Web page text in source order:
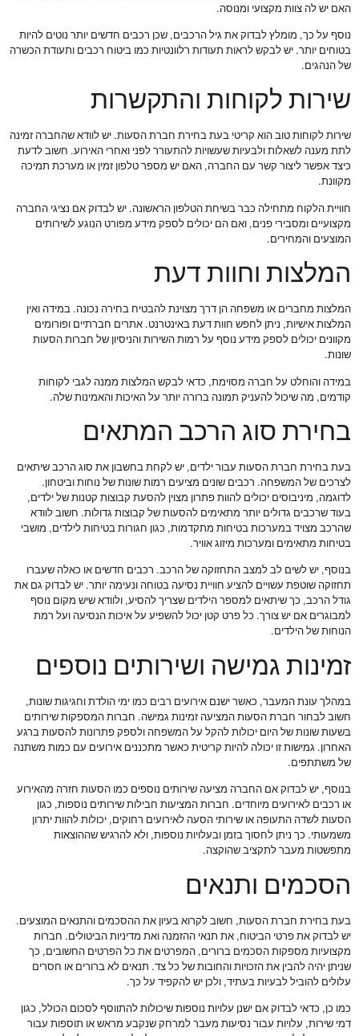
האם יש לה צוות מקצועי ומנוסה.
נוסף על כך, מומלץ לבדוק את גיל הרכבים, שכן רכבים חדשים יותר נוטים להיות
בטוחים יותר. יש לבקש לראות תעודות רלוונטיות כמו ביטוח רכבים ותעודת הכשרה
של הנהגים.
שירות לקוחות והתקשרות
שירות לקוחות טוב הוא קריטי בעת בחירת חברת הסעות. יש לוודא שהחברה זמינה
לתת מענה לשאלות ולבעיות שעשויות להתעורר לפני ואחרי האירוע. חשוב לדעת
כיצד אפשר ליצור קשר עם החברה, האם יש מספר טלפון זמין או מערכת תמיכה
מקוונת.
חוויית הלקוח מתחילה כבר בשיחת הטלפון הראשונה. יש לבדוק אם נציגי החברה
מקצועיים ומסבירי פנים, ואם הם יכולים לספק מידע מפורט הנוגע לשירותים
המוצעים והמחירים.
המלצות וחוות דעת
המלצות מחברים או משפחה הן דרך מצוינת להבטיח בחירה נכונה. במידה ואין
המלצות אישיות, ניתן לחפש חוות דעת באינטרנט. אתרים חברתיים ופורומים
מקוונים יכולים לספק מידע נוסף על רמות השירות והניסיון של חברות הסעות
שונות.
במידה והוחלט על חברה מסוימת, כדאי לבקש המלצות ממנה לגבי לקוחות
קודמים, מה שיכול להעניק תמונה ברורה יותר על האיכות והאמינות שלה.
בחירת סוג הרכב המתאים
בעת בחירת חברת הסעות עבור ילדים, יש לקחת בחשבון את סוג הרכב שיתאים
לצרכים של המשפחה. רכבים שונים מציעים רמות שונות של נוחות וביטחון.
לדוגמה, מיניבוסים יכולים להוות פתרון מצוין להסעת קבוצות קטנות של ילדים,
בעוד שרכבים גדולים יותר מתאימים להסעות של קבוצות גדולות. חשוב לוודא
שהרכב מצויד במערכות בטיחות מתקדמות, כגון חגורות בטיחות לילדים, מושבי
בטיחות מתאימים ומערכות מיזוג אוויר.
בנוסף, יש לשים לב למצב התחזוקה של הרכב. רכבים חדשים או כאלה שעברו
תחזוקה שוטפת עשויים להציע חוויית נסיעה בטוחה ונעימה יותר. יש לבדוק גם את
גודל הרכב, כך שיתאים למספר הילדים שצריך להסיע, ולוודא שיש מקום נוסף
למבוגרים אם יש צורך. כל פרט קטן יכול להשפיע על איכות הנסיעה ועל רמת
הנוחות של הילדים.
זמינות גמישה ושירותים נוספים
במהלך עונת המעבר, כאשר ישנם אירועים רבים כמו ימי הולדת וחגיגות שונות,
חשוב לבחור חברת הסעות המציעה זמינות גמישה. חברות המספקות שירותים
בשעות שונות של היום יכולות להקל על המשפחה ולספק פתרונות להסעות ברגע
האחרון. גמישות זו יכולה להיות קריטית כאשר מתכננים אירועים עם כמות משתנה
של משתתפים.
בנוסף, יש לבדוק אם החברה מציעה שירותים נוספים כמו הסעות חזרה מהאירוע
או רכבים לאירועים מיוחדים. חברות המציעות חבילות שירותים נוספות, כגון
הסעות לשדה התעופה או שירותי הסעה לאירועים רחוקים, יכולות להוות יתרון
משמעותי. כך ניתן לחסוך בזמן ובעלויות נוספות, ולא להרגיש שההוצאות
מתפשטות מעבר לתקציב שהוקצה.
הסכמים ותנאים
בעת בחירת חברת הסעות, חשוב לקרוא בעיון את ההסכמים והתנאים המוצעים.
יש לבדוק את פרטי הביטוח, את תנאי ההזמנה ואת מדיניות הביטולים. חברות
מקצועיות מספקות הסכמים ברורים, המפרטים את כל הפרטים החשובים, כך
שניתן יהיה להבין את הזכויות והחובות של כל צד. תנאים לא ברורים או חסרים
עלולים להוביל לבעיות בעתיד, ולכן יש להקפיד על כך.
כמו כן, כדאי לבדוק אם ישנן עלויות נוספות שיכולות להתווסף לסכום הכולל, כגון
דמי שירות, עלויות עבור נסיעות מעבר למרחק שנקבע מראש או תוספות עבור